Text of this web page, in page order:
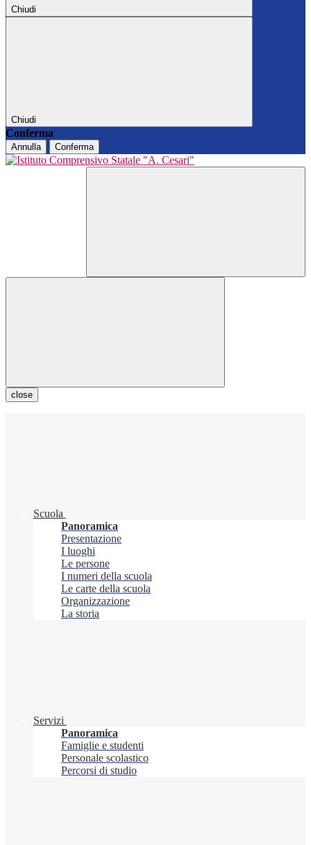
Chiudi
Chiudi
Conferma
Annulla Conferma
close
Scuola
Panoramica
Presentazione
I luoghi
Le persone
I numeri della scuola
Le carte della scuola
Organizzazione
La storia
Servizi
Panoramica
Famiglie e studenti
Personale scolastico
Percorsi di studio